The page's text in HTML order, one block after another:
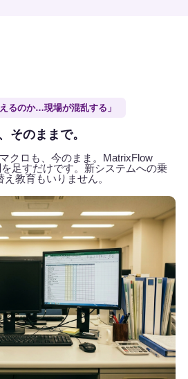
るのか…現場が混乱する」
そのままで。
クロも、今のまま。MatrixFlow
足すだけです。新システムへの乗
教育もいりません。